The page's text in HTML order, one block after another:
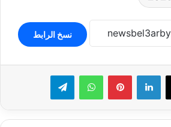
نسخ الرابط
لينكدإن بينتيريستواتساب تيلقرام